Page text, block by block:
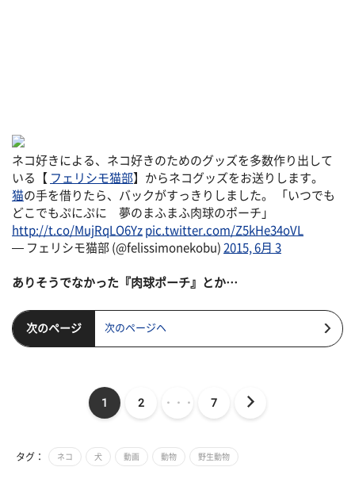
ネコ好きによる、ネコ好きのためのグッズを多数作り出して
いる【 フェリシモ猫部】からネコグッズをお送りします。
猫の手を借りたら、バックがすっきりしました。 「いつでも
どこでもぷにぷに 夢のまふまふ肉球のポーチ」
http://t.co/MujRqLO6Yz pic.twitter.com/Z5kHe34oVL
— フェリシモ猫部 (@felissimonekobu) 2015, 6月 3
ありそうでなかった『肉球ポーチ』とか…
次のページ 次のページヘ
1 2 ・・・ 7
タグ： ネコ 犬 動画 動物 野生動物